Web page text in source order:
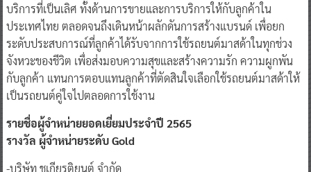
บริการที่เป็นเลิศ ทั้งด้านการขายและการบริการให้กับลูกค้าใน
ประเทศไทย ตลอดจนถึงเดินหน้าผลักดันการสร้างแบรนด์ เพื่อยก
ระดับประสบการณ์ที่ลูกค้าได้รับจากการใช้รถยนต์มาสด้าในทุกช่วง
จังหวะของชีวิต เพื่อส่งมอบความสุขและสร้างความรัก ความผูกพัน
กับลูกค้า แทนการตอบแทนลูกค้าที่ตัดสินใจเลือกใช้รถยนต์มาสด้าให้
เป็นรถยนต์คู่ใจไปตลอดการใช้งาน
รายชื่อผู้จำหน่ายยอดเยี่ยมประจำปี 2565
รางวัล ผู้จำหน่ายระดับ Gold
-บริษัท ชูเกียรติยนต์ จำกัด